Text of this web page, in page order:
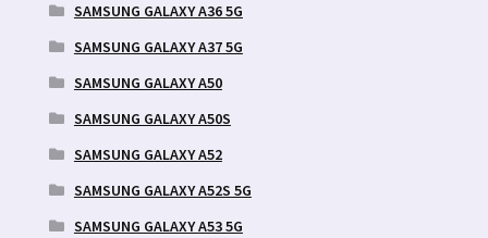
SAMSUNG GALAXY A36 5G
SAMSUNG GALAXY A37 5G
SAMSUNG GALAXY A50
SAMSUNG GALAXY A50S
SAMSUNG GALAXY A52
SAMSUNG GALAXY A52S 5G
SAMSUNG GALAXY A53 5G